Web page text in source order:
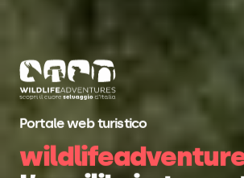
Portale web turistico